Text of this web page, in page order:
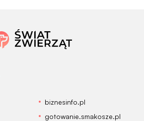
biznesinfo.pl
gotowanie.smakosze.pl